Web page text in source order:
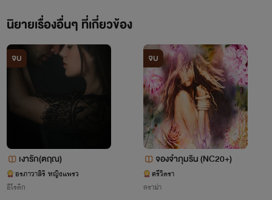
- กมนีย์ -
เรื่องที่ 0.1
'ตราบชั่วนิจนิรันดร์'
Loading...
รักโรแมนติก
นิยายเรื่องอื่นๆ ที่เกี่ยวข้อง
จบ
เงารัก(ตฤณ)
อรภาวาสิริ หญิงแพรว
อีโรติก
จบ
จองจำภุมริน (NC20+)
ศรีวิตรา
ดราม่า